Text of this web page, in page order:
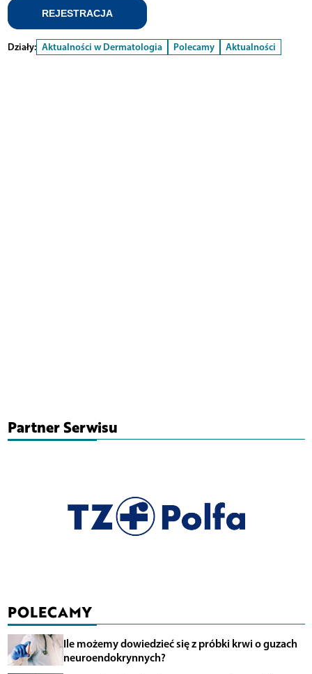
REJESTRACJA
Działy: Aktualności w Dermatologia Polecamy Aktualności
Partner Serwisu
POLECAMY
Ile możemy dowiedzieć się z próbki krwi o guzach
neuroendokrynnych?